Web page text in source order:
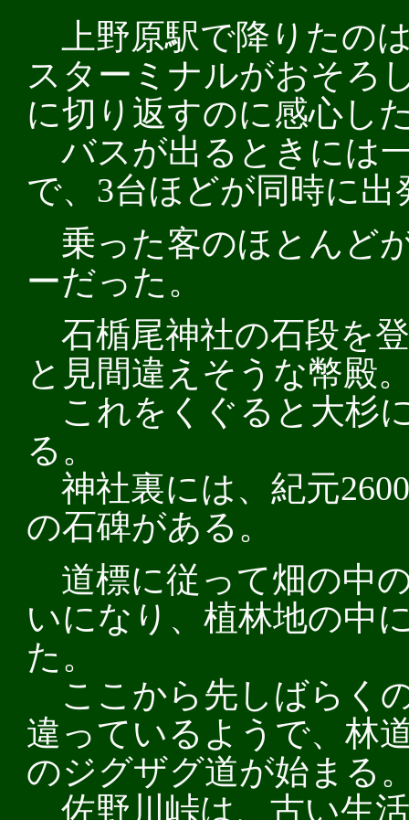
上野原駅で降りたの
スターミナルがおそろ
に切り返すのに感心し
バスが出るときには
で、3台ほどが同時に
乗った客のほとんど
ーだった。
石楯尾神社の石段を
と見間違えそうな幣殿
これをくぐると大杉
る。
神社裏には、紀元
の石碑がある。
道標に従って畑の中
いになり、植林地の中
た。
ここから先しばらく
違っているようで、林
のジグザグ道が始まる
佐野川峠は、古い生